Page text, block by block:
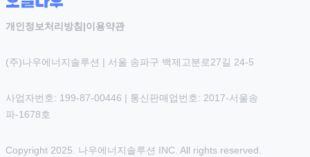
개인정보처리방침 |이용약관
(주)나우에너지솔루션 | 서울 송파구 백제고분로27길 24-5
사업자번호: 199-87-00446 | 통신판매업번호: 2017-서울송
파-1678호
Copyright 2025. 나우에너지솔루션 INC. All rights reserved.